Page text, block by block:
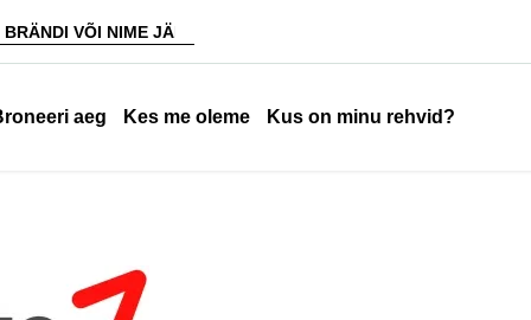
aeg Kes me oleme Kus on minu rehvid?